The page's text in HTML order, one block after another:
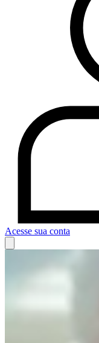
Acesse sua conta